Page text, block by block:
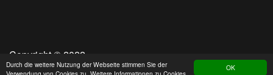
OK
Durch die weitere Nutzung der Webseite stimmen Sie der
Footer
menu
Copyright © 2022